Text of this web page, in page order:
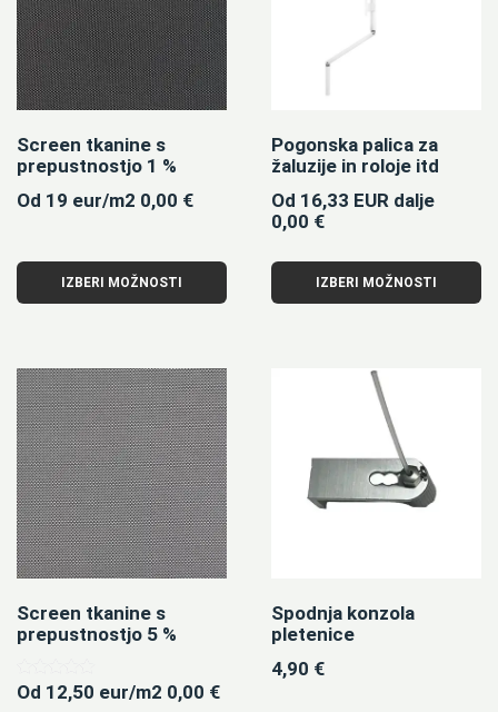
Screen tkanine s
prepustnostjo 1 %
Od 19 eur/m2 0,00 €
IZBERI MOŽNOSTI
Pogonska palica za
žaluzije in roloje itd
Od 16,33 EUR dalje
0,00 €
IZBERI MOŽNOSTI
Screen tkanine s
prepustnostjo 5 %
Ocenjeno
5.00
Od 12,50 eur/m2 0,00 €
Spodnja konzola
pletenice
4,90 €